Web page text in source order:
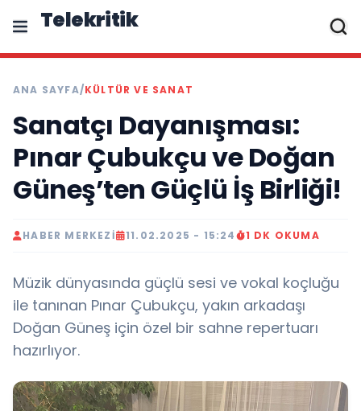
Telekritik
ANA SAYFA/KÜLTÜR VE SANAT
Sanatçı Dayanışması:
Pınar Çubukçu ve Doğan
Güneş’ten Güçlü İş Birliği!
HABER MERKEZI 11.02.2025 - 15:24 1 DK OKUMA
Müzik dünyasında güçlü sesi ve vokal koçluğu
ile tanınan Pınar Çubukçu, yakın arkadaşı
Doğan Güneş için özel bir sahne repertuarı
hazırlıyor.